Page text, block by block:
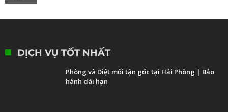
DỊCH VỤ TỐT NHẤT
Phòng và Diệt mối tận gốc tại Hải Phòng | Bảo
hành dài hạn